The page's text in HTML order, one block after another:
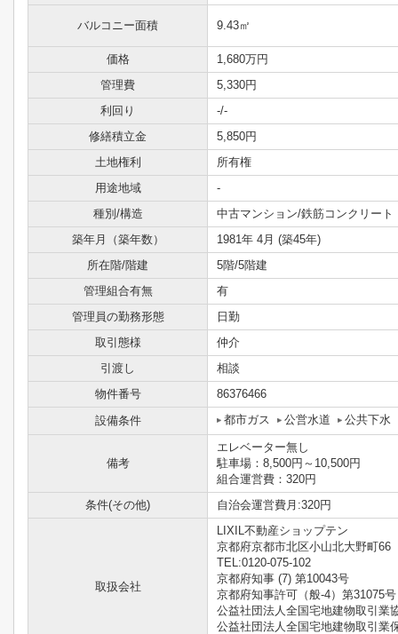
バルコニー面積 9.43㎡
価格
1,680万円
管理費
5,330円
利回り
-/-
修繕積立金
5,850円
土地権利
所有権
用途地域
-
種別/構造
中古マンション/鉄筋コンクリート
築年月（築年数）
1981年 4月 (築45年)
所在階/階建
5階/5階建
管理組合有無
有
管理員の勤務形態
日勤
取引態様
仲介
引渡し
相談
物件番号
86376466
設備条件
都市ガス 公営水道 公共下水
備考
エレベーター無し
駐車場：8,500円～10,500円
組合運営費：320円
条件(その他)
自治会運営費月:320円
取扱会社
LIXIL不動産ショップテン
京都府京都市北区小山北大野町66
TEL:0120-075-102
京都府知事 (7) 第10043号
京都府知事許可（般-4）第31075号
公益社団法人全国宅地建物取引業
公益社団法人全国宅地建物取引業